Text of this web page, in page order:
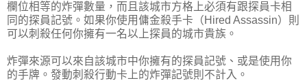
欄位相等的炸彈數量，而且該城市方格上必須有跟探員卡相
同的探員記號。如果你使用傭金殺手卡（Hired Assassin）則
可以刺殺任何你擁有一名以上探員的城市貴族。
炸彈來源可以來自該城市中你擁有的探員記號、或是使用你
的手牌。發動刺殺行動卡上的炸彈記號則不計入。